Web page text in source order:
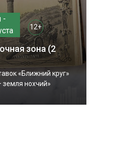
-
12+
зона (2
«Ближний круг»
земля нохчий»